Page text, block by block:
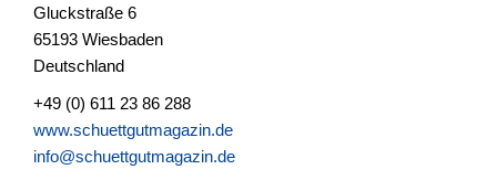
Gluckstraße 6
65193 Wiesbaden
Deutschland
+49 (0) 611 23 86 288
www.schuettgutmagazin.de
info@schuettgutmagazin.de